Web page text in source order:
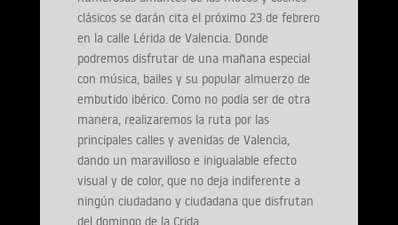
clásicos se darán cita el próximo 23 de febrero
en la calle Lérida de Valencia. Donde
podremos disfrutar de una mañana especial
con música, bailes y su popular almuerzo de
embutido ibérico. Como no podía ser de otra
manera, realizaremos la ruta por las
principales calles y avenidas de Valencia,
dando un maravilloso e inigualable efecto
visual y de color, que no deja indiferente a
ningún ciudadano y ciudadana que disfrutan
del domingo de la Crida.